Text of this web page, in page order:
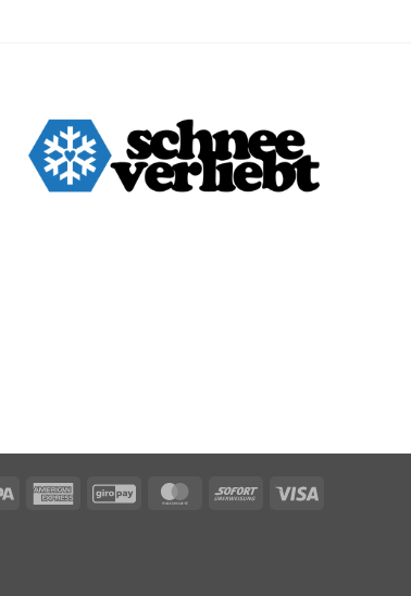
Sepa
AmericanGiroPay MasterCardSofort